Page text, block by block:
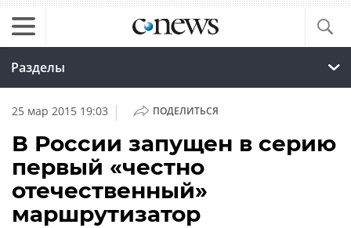
Разделы
25 мар 2015 19:03 | ПОДЕЛИТЬСЯ
В России запущен в серию
первый «честно
отечественный»
маршрутизатор